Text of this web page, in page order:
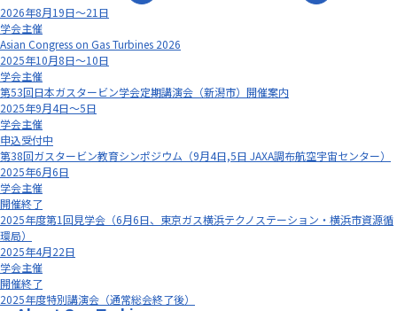
2026年8月19日～21日
学会主催
Asian Congress on Gas Turbines 2026
2025年10月8日～10日
学会主催
第53回日本ガスタービン学会定期講演会（新潟市）開催案内
2025年9月4日～5日
学会主催
申込受付中
第38回ガスタービン教育シンポジウム（9月4日,5日 JAXA調布航空宇宙センター）
2025年6月6日
学会主催
開催終了
2025年度第1回見学会（6月6日、東京ガス横浜テクノステーション・横浜市資源循
環局）
2025年4月22日
学会主催
開催終了
2025年度特別講演会（通常総会終了後）